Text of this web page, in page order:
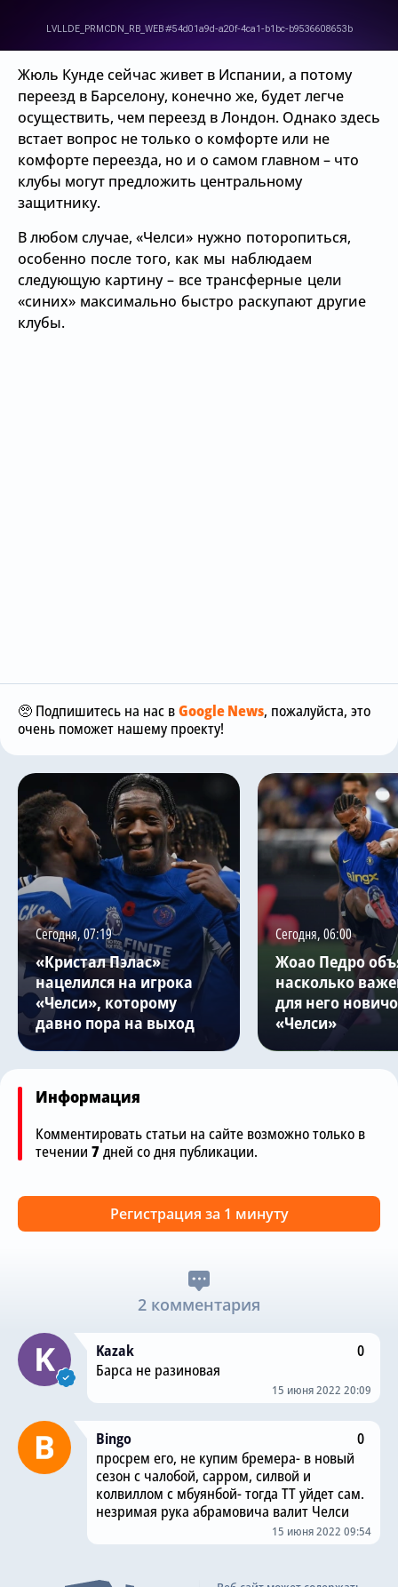
Жюль Кунде сейчас живет в Испании, а потому
переезд в Барселону, конечно же, будет легче
осуществить, чем переезд в Лондон. Однако здесь
встает вопрос не только о комфорте или не
комфорте переезда, но и о самом главном – что
клубы могут предложить центральному
защитнику.
В любом случае, «Челси» нужно поторопиться,
особенно после того, как мы наблюдаем
следующую картину – все трансферные цели
«синих» максимально быстро раскупают другие
клубы.
🥺 Подпишитесь на нас вGoogle News, пожалуйста, это
очень поможет нашему проекту!
Сегодня, 07:19
«Кристал Пэлас»
нацелился на игрока
«Челси», которому
давно пора на выход
Сегодня, 06:00
Жоао Педро
насколько
для него
«Челси»
Информация
Комментировать статьи на сайте возможно только в
течении 7дней со дня публикации.
Регистрация за 1 минуту
2 комментария
Kazak
0
Барса не разиновая
15 июня 2022 20:09
Bingo
0
просрем его, не купим бремера- в новый
сезон с чалобой, сарром, силвой и
колвиллом с мбуянбой- тогда ТТ уйдет сам.
незримая рука абрамовича валит Челси
15 июня 2022 09:54